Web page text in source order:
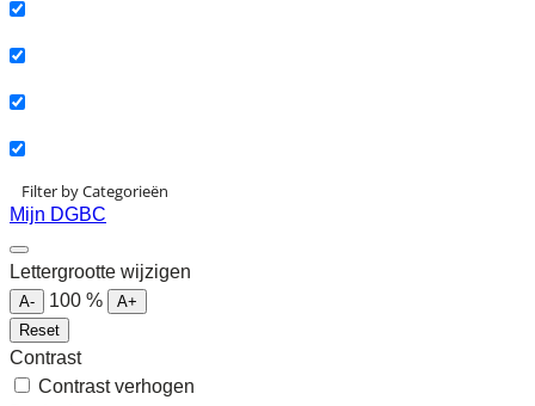
Filter by Categorieën
Mijn DGBC
Lettergrootte wijzigen
A- 100 %
A+
Reset
Contrast
Contrast verhogen